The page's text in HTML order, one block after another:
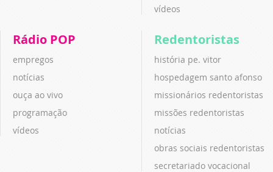
vídeos
Rádio POP
empregos
notícias
ouça ao vivo
programação
vídeos
Redentoristas
história pe. vitor
hospedagem santo afonso
missionários redentoristas
missões redentoristas
notícias
obras sociais redentoristas
secretariado vocacional